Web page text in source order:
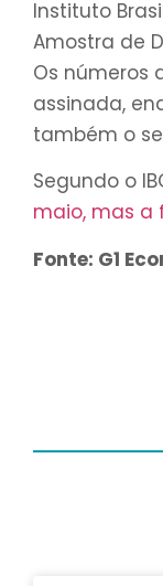
Instituto
Amostra de
Os números
assinada,
também o
Segundo o
maio, mas a
Fonte: G1